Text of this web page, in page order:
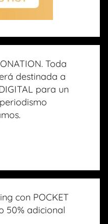
Toda
destinada a
para un
con POCKET
50% adicional